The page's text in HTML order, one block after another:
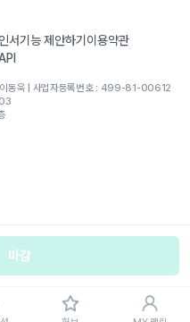
마감
서기능 제안하기이용약관
이동욱 | 사업자등록번호 : 499-81-00612